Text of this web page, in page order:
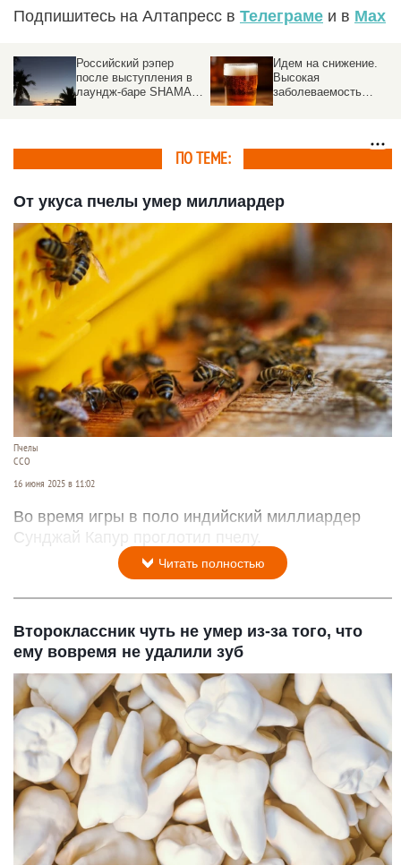
Подпишитесь на Алтапресс в Телеграме и в Max
Российский рэпер
после выступления в
лаундж-баре SHAMAN
PHUKET оказался в
Идем на снижение.
Высокая
заболеваемость
алкоголизмом в
ПО ТЕМЕ:
От укуса пчелы умер миллиардер
Пчелы
ССО
16 июня 2025 в 11:02
Во время игры в поло индийский миллиардер
Сунджай Капур проглотил пчелу.
Читать полностью
Второклассник чуть не умер из-за того, что
ему вовремя не удалили зуб